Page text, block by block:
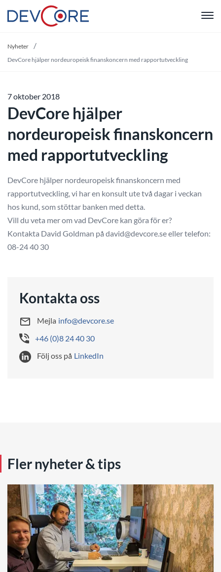
"Nyheter
DevCore hjälper nordeuropeisk finanskoncern med rapportutveckling
7 oktober 2018
DevCore hjälper
nordeuropeisk finanskoncern
med rapportutveckling
DevCore hjälper nordeuropeisk finanskoncern med
rapportutveckling, vi har en konsult ute två dagar i veckan
hos kund, som stöttar banken med detta.
Vill du veta mer om vad DevCore kan göra för er?
Kontakta David Goldman på david@devcore.se eller telefon:
08-24 40 30
Kontakta oss
Mejla info@devcore.se
+46 (0)8 24 40 30
Följ oss på LinkedIn
Fler nyheter & tips